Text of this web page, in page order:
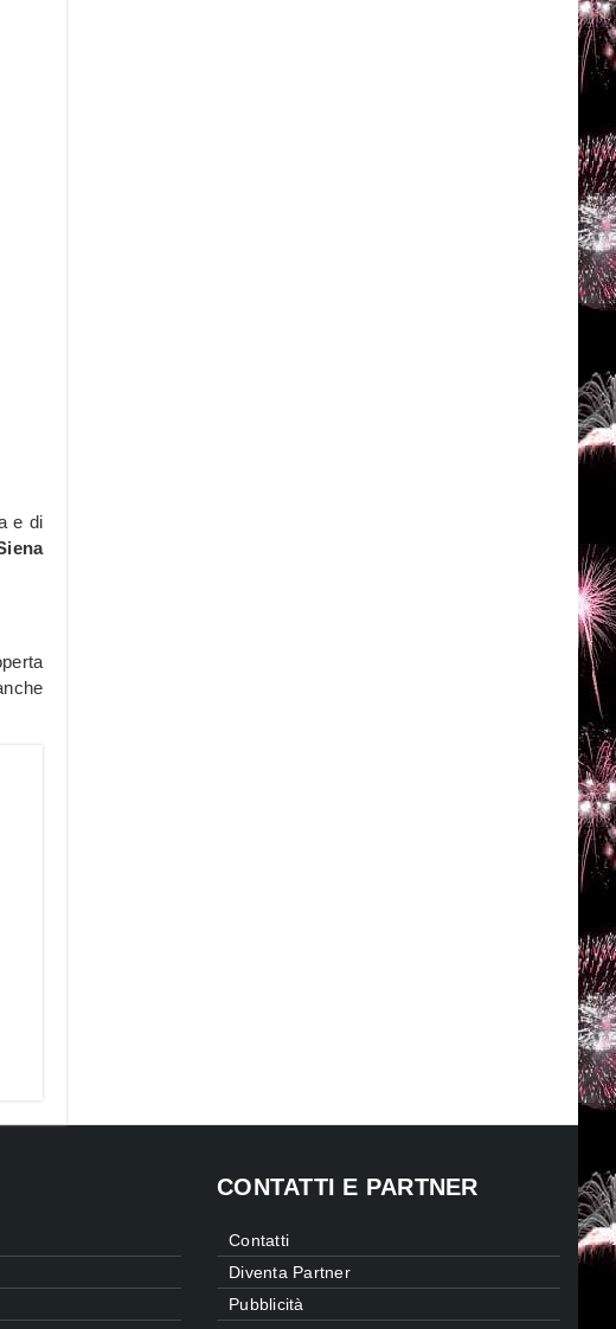
e di
CONTATTI E PARTNER
Contatti
Diventa Partner
Pubblicità